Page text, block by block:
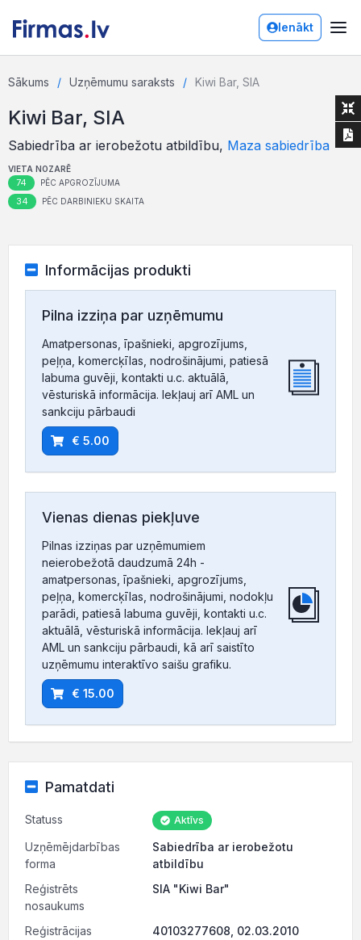
Ienākt
Sākums Uzņēmumu saraksts Kiwi Bar, SIA
Kiwi Bar, SIA
Sabiedrība ar ierobežotu atbildību, Maza sabiedrība
VIETA NOZARĒ
74 PĒC APGROZĪJUMA
34 PĒC DARBINIEKU SKAITA
Informācijas produkti
Pilna izziņa par uzņēmumu
Amatpersonas, īpašnieki, apgrozījums,
peļņa, komercķīlas, nodrošinājumi, patiesā
labuma guvēji, kontakti u.c. aktuālā,
vēsturiskā informācija. Iekļauj arī AML un
sankciju pārbaudi
€ 5.00
Vienas dienas piekļuve
Pilnas izziņas par uzņēmumiem
neierobežotā daudzumā 24h -
amatpersonas, īpašnieki, apgrozījums,
peļņa, komercķīlas, nodrošinājumi, nodokļu
parādi, patiesā labuma guvēji, kontakti u.c.
aktuālā, vēsturiskā informācija. Iekļauj arī
AML un sankciju pārbaudi, kā arī saistīto
uzņēmumu interaktīvo saišu grafiku.
€ 15.00
Pamatdati
Statuss Aktīvs
Uzņēmējdarbības
forma
Sabiedrība ar ierobežotu
atbildību
Reģistrēts
nosaukums
SIA "Kiwi Bar"
Reģistrācijas
40103277608, 02.03.2010